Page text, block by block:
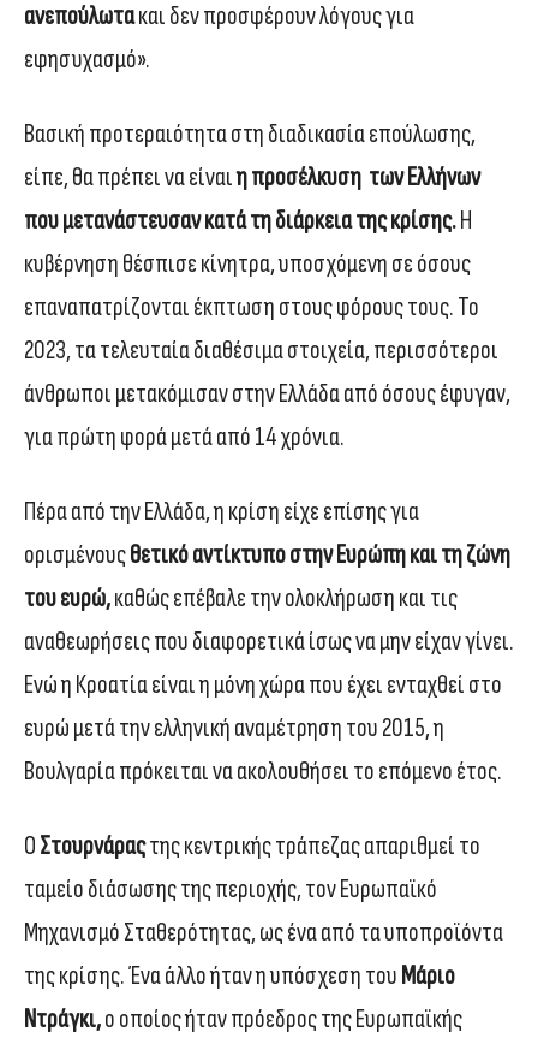
ανεπούλωτακαι δεν προσφέρουν λόγους για
εφησυχασμό».
Βασική προτεραιότητα στη διαδικασία επούλωσης,
είπε, θα πρέπει να είναιη προσέλκυση των Ελλήνων
που μετανάστευσαν κατά τη διάρκεια της κρίσης.Η
κυβέρνηση θέσπισε κίνητρα, υποσχόμενη σε όσους
επαναπατρίζονται έκπτωση στους φόρους τους. Το
2023, τα τελευταία διαθέσιμα στοιχεία, περισσότεροι
άνθρωποι μετακόμισαν στην Ελλάδα από όσους έφυγαν,
για πρώτη φορά μετά από 14 χρόνια.
Πέρα από την Ελλάδα, η κρίση είχε επίσης για
ορισμένουςθετικό αντίκτυπο στην Ευρώπη και τη ζώνη
του ευρώ,καθώς επέβαλε την ολοκλήρωση και τις
αναθεωρήσεις που διαφορετικά ίσως να μην είχαν γίνει.
Ενώ η Κροατία είναι η μόνη χώρα που έχει ενταχθεί στο
ευρώ μετά την ελληνική αναμέτρηση του 2015, η
Βουλγαρία πρόκειται να ακολουθήσει το επόμενο έτος.
Ο Στουρνάραςτης κεντρικής τράπεζας απαριθμεί το
ταμείο διάσωσης της περιοχής, τον Ευρωπαϊκό
Μηχανισμό Σταθερότητας, ως ένα από τα υποπροϊόντα
της κρίσης. Ένα άλλο ήταν η υπόσχεση του Μάριο
Ντράγκι,ο οποίος ήταν πρόεδρος της Ευρωπαϊκής